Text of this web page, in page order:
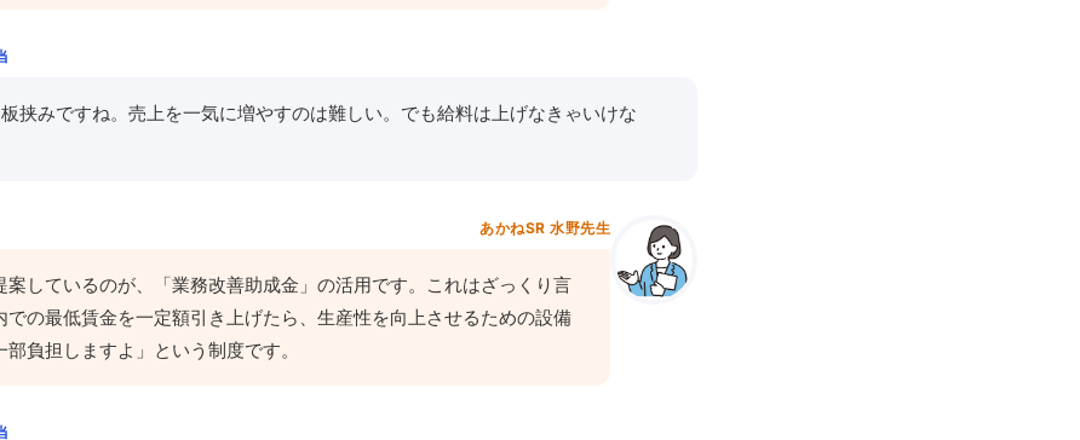
挟みですね。売上を一気に増やすのは難しい。でも給料は上げなきゃいけな
あかねSR 水野先生
案しているのが、「業務改善助成金」の活用です。これはざっくり言
での最低賃金を一定額引き上げたら、生産性を向上させるための設備
負担しますよ」という制度です。